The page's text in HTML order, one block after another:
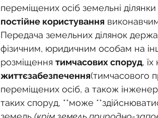
переміщених осіб земельні
постійне користування
Передача земельних ділянок
фізичним, юридичним особам на
розміщення тимчасових споруд,
життєзабезпечення(тимчасового
переміщених осіб, а також
таких споруд, **може